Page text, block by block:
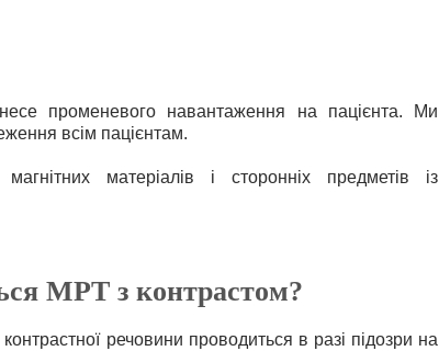
променевого навантаження на пацієнта. Ми
всім пацієнтам.
матеріалів і сторонніх предметів із
МРТ з контрастом?
речовини проводиться в разі підозри на